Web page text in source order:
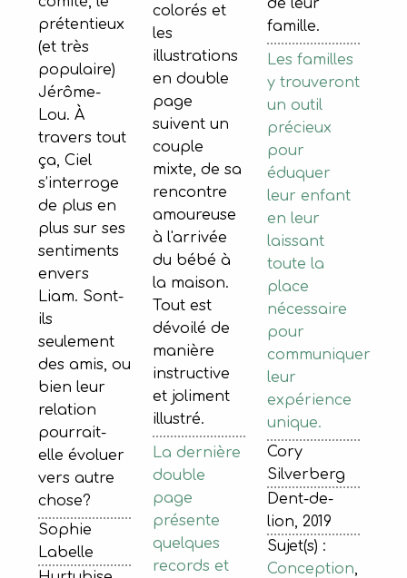
prétentieux
(et très
populaire)
Jérôme-
Lou. À
travers tout
ça, Ciel
s’interroge
de plus en
plus sur ses
sentiments
envers
Liam. Sont-
ils
seulement
des amis, ou
bien leur
relation
pourrait-
elle évoluer
vers autre
chose?
Sophie
Labelle
colorés et
les
illustrations
en double
page
suivent un
couple
mixte, de sa
rencontre
amoureuse
à l'arrivée
du bébé à
la maison.
Tout est
dévoilé de
manière
instructive
et joliment
illustré.
La dernière
double
page
présente
quelques
records et
de leur
famille.
Les familles
y trouveront
un outil
précieux
pour
éduquer
leur enfant
en leur
laissant
toute la
place
nécessaire
pour
communiquer
leur
expérience
unique.
Cory
Silverberg
Dent-de-
lion, 2019
Sujet(s) :
Conception,